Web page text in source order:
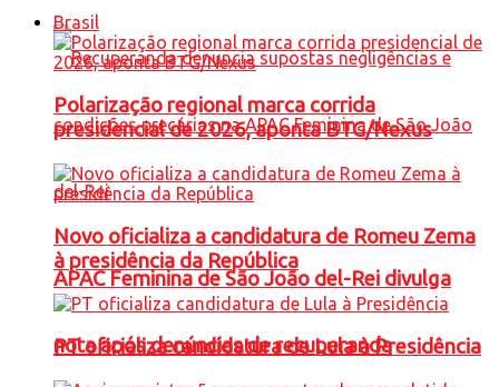
APAC Feminina de São João del-Rei divulga
nota após denúncias de recuperanda
Brasil
Polarização regional marca corrida
presidencial de 2026, aponta BTG/Nexus
Novo oficializa a candidatura de Romeu Zema
à presidência da República
PT oficializa candidatura de Lula à Presidência